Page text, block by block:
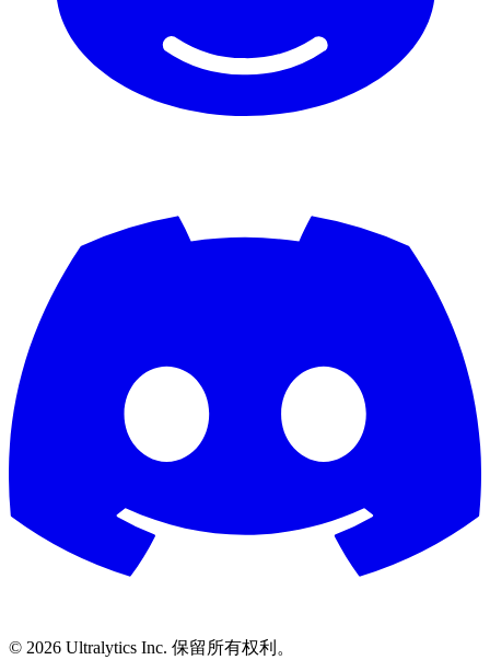
© 2026 Ultralytics Inc. 保留所有权利。